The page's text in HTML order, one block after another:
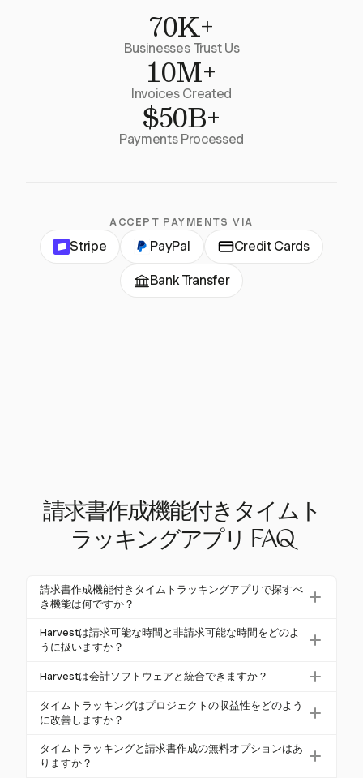
70K+
Businesses Trust Us
10M+
Invoices Created
$50B+
Payments Processed
ACCEPT PAYMENTS VIA
Stripe PayPal Credit Cards
Bank Transfer
請求書作成機能付きタイムト
ラッキングアプリ FAQ
請求書作成機能付きタイムトラッキングアプリで探すべ
き機能は何ですか？
請求書作成機能付きタイムトラッキングアプリを選
ぶ際は、リアルタイム追跡、カスタマイズ可能な時
い。Harvestは、請求書生成の自動化やオンライン支
払いのサポートとともに、これらを提供していま
す。
Harvestは請求可能な時間と非請求可能な時間をどのよ
うに扱いますか？
Harvestでは、時間エントリを請求可能または非請求
ストの追跡を確保します。これは、財務管理におけ
る透明性と効率を維持するために重要です。
Harvestは会計ソフトウェアと統合できますか？
はい、HarvestはQuickBooksやXeroとシームレスに
統合されており、請求書作成と会計のワークフロー
し、管理業務が削減されます。
タイムトラッキングはプロジェクトの収益性をどのよう
に改善しますか？
タイムトラッキングは、すべての請求可能な時間を
記録し、エラーを減らし、リソース配分に関する洞
タイムトラッキングと請求書作成の無料オプションはあ
りますか？